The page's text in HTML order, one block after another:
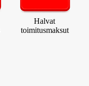
Halvat
toimitusmaksut